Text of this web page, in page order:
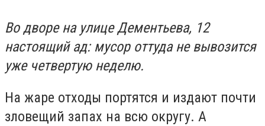
Во дворе на улице Дементьева, 12
настоящий ад: мусор оттуда не вывозится
уже четвертую неделю.
На жаре отходы портятся и издают почти
зловещий запах на всю округу. А